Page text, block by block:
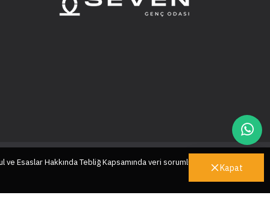
Kapat
Esaslar Hakkında Tebliğ Kapsamında veri sorumlusu sıfatıyla